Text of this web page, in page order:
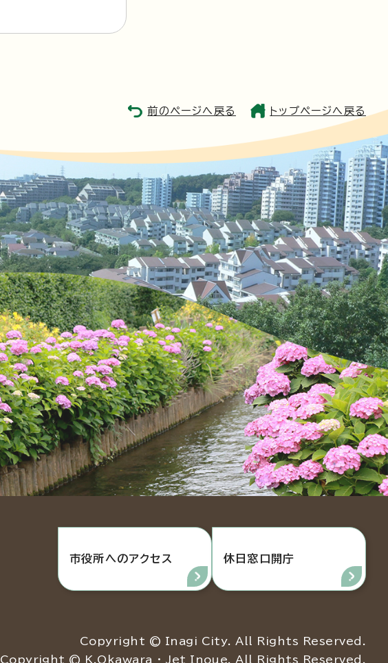
前のページへ戻る トップページへ戻る
市役所へのアクセス 休日窓口開庁
Copyright © Inagi City. All Rights Reserved.
Copyright © K.Okawara ・ Jet Inoue. All Rights Reserved.